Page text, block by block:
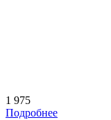
1 975
Подробнее